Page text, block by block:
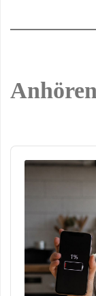
Anhören
Audio
Player